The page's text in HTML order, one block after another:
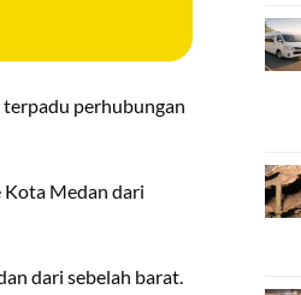
terpadu perhubungan
Kota Medan dari
dari sebelah barat.